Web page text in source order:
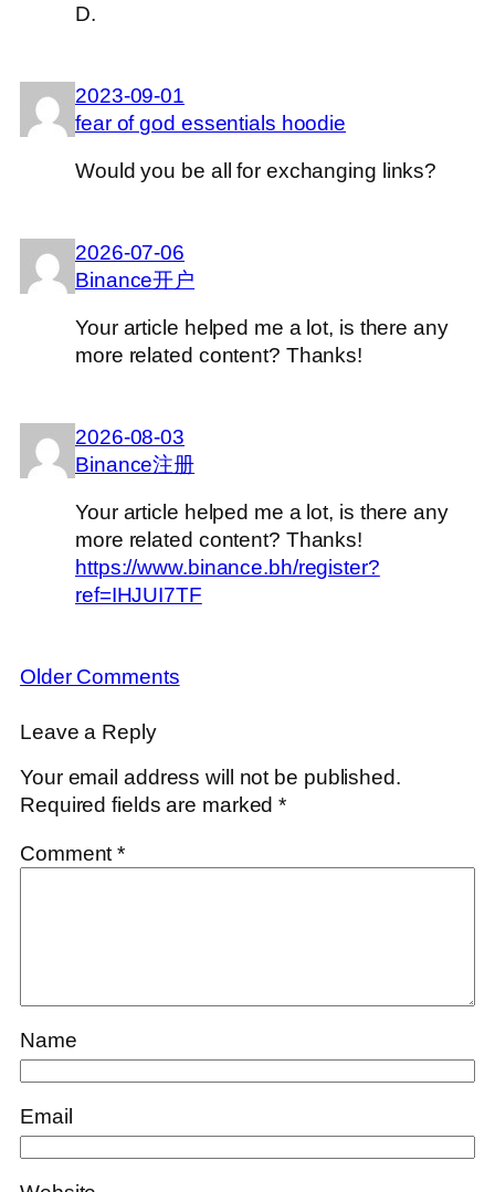
D.
2023-09-01
fear of god essentials hoodie
Would you be all for exchanging links?
2026-07-06
Binance开户
Your article helped me a lot, is there any
more related content? Thanks!
2026-08-03
Binance注册
Your article helped me a lot, is there any
more related content? Thanks!
https://www.binance.bh/register?
ref=IHJUI7TF
Older Comments
Leave a Reply
Your email address will not be published.
Required fields are marked*
Comment*
Name
Email